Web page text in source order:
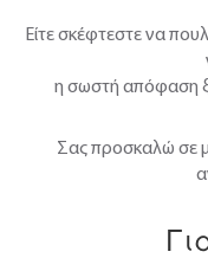
Είτε σκέφτεστε να
η σωστή απόφαση
Σας προσκαλώ σε